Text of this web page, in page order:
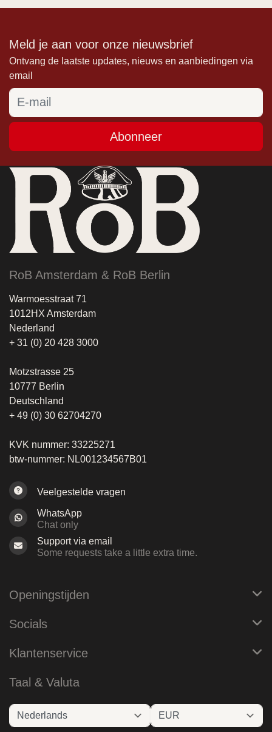
Meld je aan voor onze nieuwsbrief
Ontvang de laatste updates, nieuws en aanbiedingen via
email
Abonneer
RoB Amsterdam & RoB Berlin
Warmoesstraat 71
1012HX Amsterdam
Nederland
+ 31 (0) 20 428 3000
Motzstrasse 25
10777 Berlin
Deutschland
+ 49 (0) 30 62704270
KVK nummer: 33225271
btw-nummer: NL001234567B01
Veelgestelde vragen
WhatsApp
Chat only
Support via email
Some requests take a little extra time.
Openingstijden
Socials
Klantenservice
Taal & Valuta